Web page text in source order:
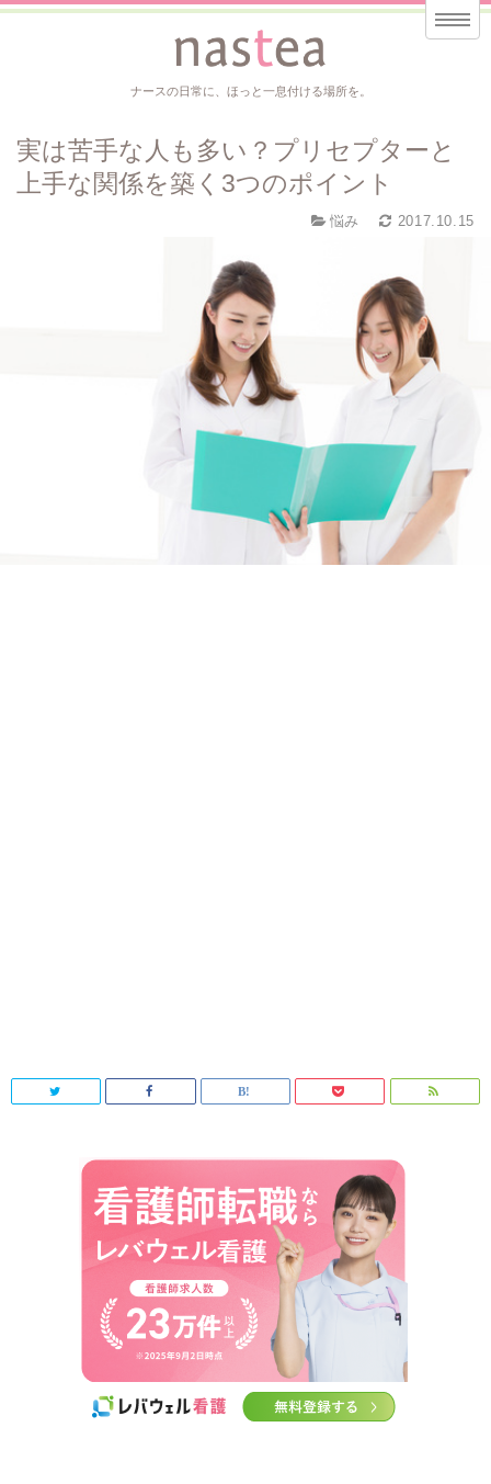
ナースの日常に、ほっと一息付ける場所を。
実は苦手な人も多い？プリセプターと
上手な関係を築く3つのポイント
悩み 2017.10.15